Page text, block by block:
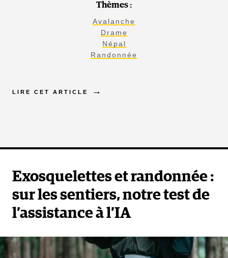
Thèmes :
Avalanche
Drame
Népal
Randonnée
LIRE CET ARTICLE
Exosquelettes et randonnée :
sur les sentiers, notre test de
l’assistance à l’IA